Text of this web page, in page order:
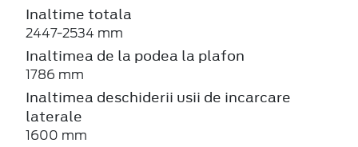
Inaltime totala
2447-2534 mm
Inaltimea de la podea la plafon
1786 mm
Inaltimea deschiderii usii de incarcare
laterale
1600 mm